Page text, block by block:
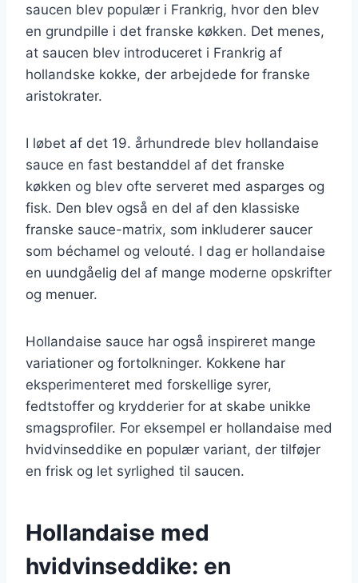
saucen blev populær i Frankrig, hvor den blev
en grundpille i det franske køkken. Det menes,
at saucen blev introduceret i Frankrig af
hollandske kokke, der arbejdede for franske
aristokrater.
I løbet af det 19. århundrede blev hollandaise
sauce en fast bestanddel af det franske
køkken og blev ofte serveret med asparges og
fisk. Den blev også en del af den klassiske
franske sauce-matrix, som inkluderer saucer
som béchamel og velouté. I dag er hollandaise
en uundgåelig del af mange moderne opskrifter
og menuer.
Hollandaise sauce har også inspireret mange
variationer og fortolkninger. Kokkene har
eksperimenteret med forskellige syrer,
fedtstoffer og krydderier for at skabe unikke
smagsprofiler. For eksempel er hollandaise med
hvidvinseddike en populær variant, der tilføjer
en frisk og let syrlighed til saucen.
Hollandaise med
hvidvinseddike: en